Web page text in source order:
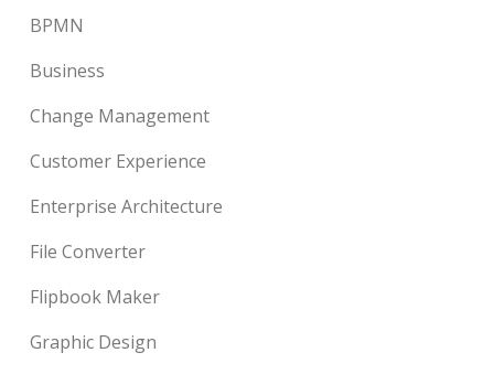
BPMN
Business
Change Management
Customer Experience
Enterprise Architecture
File Converter
Flipbook Maker
Graphic Design